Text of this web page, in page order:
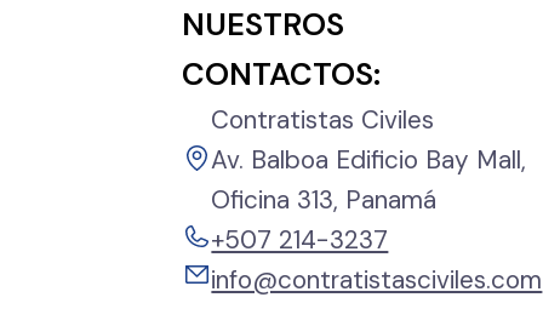
NUESTROS
CONTACTOS:
Contratistas Civiles
Av. Balboa Edificio Bay Mall,
Oficina 313, Panamá
+507 214-3237
info@contratistasciviles.com